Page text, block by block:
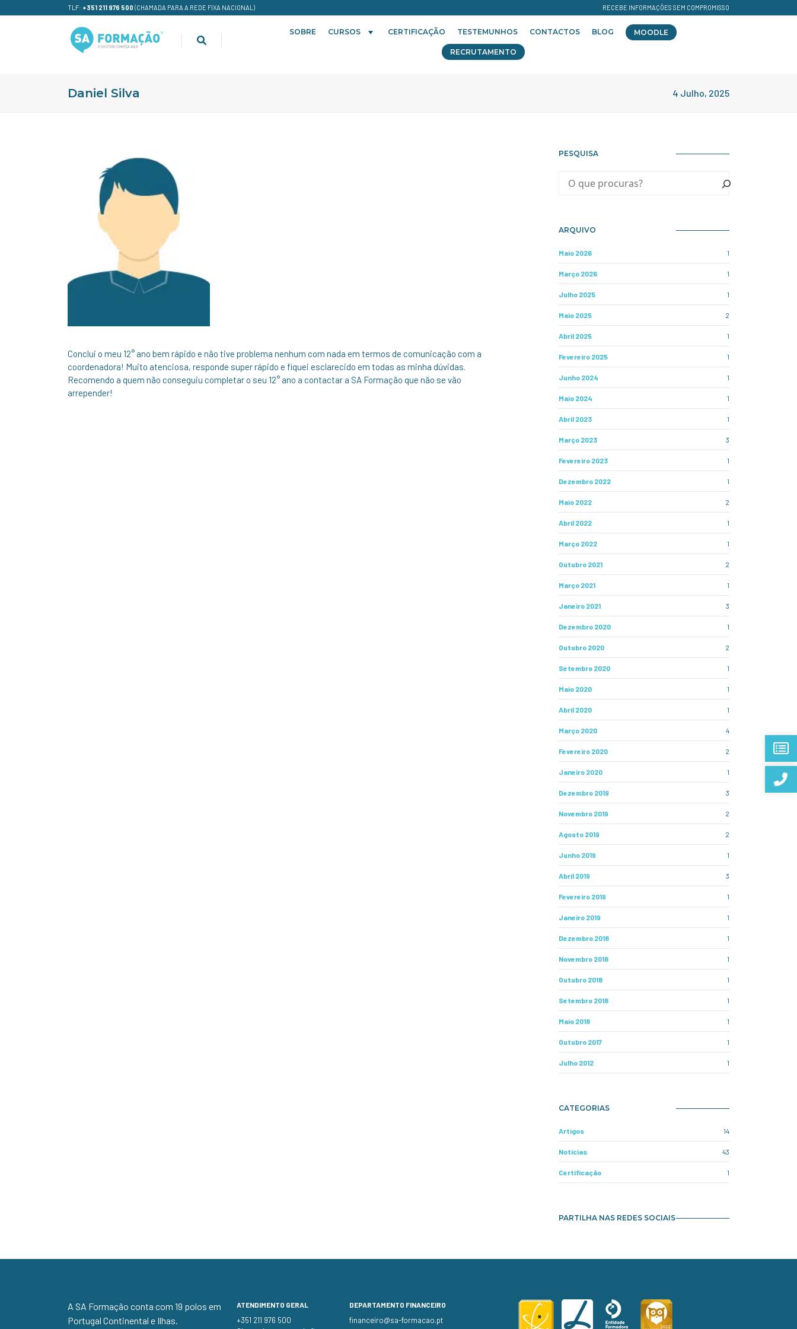
TLF: +351 211 976 500 (CHAMADA PARA A REDE FIXA NACIONAL) RECEBE INFORMAÇÕES SEM COMPROMISSO
SOBRE CURSOS CERTIFICAÇÃO TESTEMUNHOS CONTACTOS BLOG MOODLE
RECRUTAMENTO
Daniel Silva 4 Julho, 2025
Conclui o meu 12° ano bem rápido e não tive problema nenhum com nada em termos de comunicação com a
coordenadora! Muito atenciosa, responde super rápido e fiquei esclarecido em todas as minha dúvidas.
Recomendo a quem não conseguiu completar o seu 12° ano a contactar a SA Formação que não se vão
arrepender!
PESQUISA
ARQUIVO
Maio 2026 1
Março 2026 1
Julho 2025 1
Maio 2025 2
Abril 2025 1
Fevereiro 2025 1
Junho 2024 1
Maio 2024 1
Abril 2023 1
Março 2023 3
Fevereiro 2023 1
Dezembro 2022 1
Maio 2022 2
Abril 2022 1
Março 2022 1
Outubro 2021 2
Março 2021 1
Janeiro 2021 3
Dezembro 2020 1
Outubro 2020 2
Setembro 2020 1
Maio 2020 1
Abril 2020 1
Março 2020 4
Fevereiro 2020 2
Janeiro 2020 1
Dezembro 2019 3
Novembro 2019 2
Agosto 2019 2
Junho 2019 1
Abril 2019 3
Fevereiro 2019 1
Janeiro 2019 1
Dezembro 2018 1
Novembro 2018 1
Outubro 2018 1
Setembro 2018 1
Maio 2018 1
Outubro 2017 1
Julho 2012 1
CATEGORIAS
Artigos 14
Notícias 43
Certificação 1
PARTILHA NAS REDES SOCIAIS
A SA Formação conta com 19 polos em
Portugal Continental e Ilhas.
ATENDIMENTO GERAL
+351 211 976 500
DEPARTAMENTO FINANCEIRO
financeiro@sa-formacao.pt